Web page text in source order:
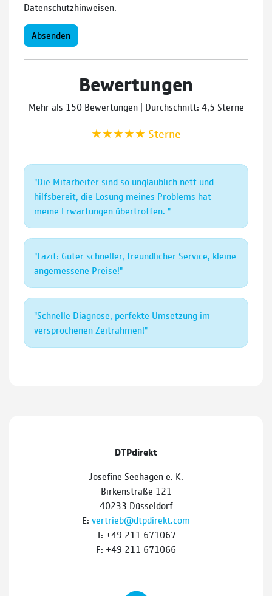
Datenschutzhinweisen.
Absenden
Bewertungen
Mehr als 150 Bewertungen | Durchschnitt: 4,5 Sterne
★★★★★ Sterne
"Die Mitarbeiter sind so unglaublich nett und
hilfsbereit, die Lösung meines Problems hat
meine Erwartungen übertroffen. "
"Fazit: Guter schneller, freundlicher Service, kleine
angemessene Preise!"
"Schnelle Diagnose, perfekte Umsetzung im
versprochenen Zeitrahmen!"
DTPdirekt
Josefine Seehagen e. K.
Birkenstraße 121
40233 Düsseldorf
E: vertrieb@dtpdirekt.com
T: +49 211 671067
F: +49 211 671066